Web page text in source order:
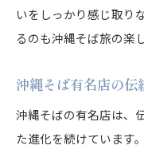
いをしっかり感じ取り
るのも沖縄そば旅の楽
沖縄そば有名店の伝
沖縄そばの有名店は、
た進化を続けています